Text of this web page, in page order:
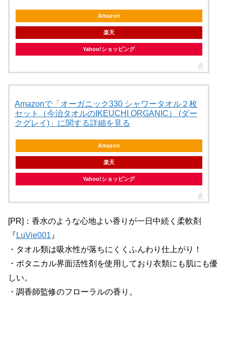
Amazon
楽天
Yahoo!ショッピング
Amazonで「オーガニック330 シャワータオル２枚
セット（今治タオルのIKEUCHI ORGANIC） (ダー
クグレイ)」に関する詳細を見る
Amazon
楽天
Yahoo!ショッピング
[PR]：香水のような心地よい香りが一日中続く柔軟剤
『 LuVie001 』
・タオル類は吸水性が落ちにくくふんわり仕上がり！
・ボタニカル界面活性剤を使用しており衣類にも肌にも優
しい。
・調香師監修のフローラルの香り。